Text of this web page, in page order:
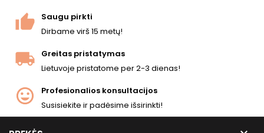
Saugu pirkti
Dirbame virš 15 metų!
Greitas pristatymas
Lietuvoje pristatome per 2-3 dienas!
Profesionalios konsultacijos
Susisiekite ir padėsime išsirinkti!